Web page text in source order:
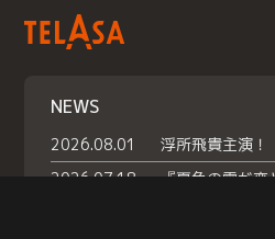
NEWS
2026.08.01
2026.07.18